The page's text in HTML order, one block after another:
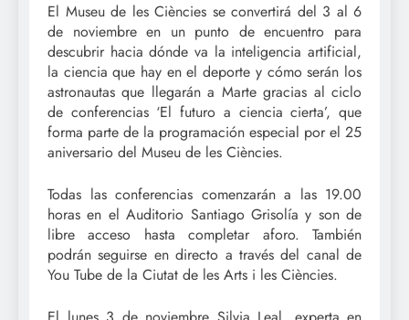
El Museu de les Ciències se convertirá del 3 al 6
de noviembre en un punto de encuentro para
descubrir hacia dónde va la inteligencia artificial,
la ciencia que hay en el deporte y cómo serán los
astronautas que llegarán a Marte gracias al ciclo
de conferencias ‘El futuro a ciencia cierta’, que
forma parte de la programación especial por el 25
aniversario del Museu de les Ciències.
Todas las conferencias comenzarán a las 19.00
horas en el Auditorio Santiago Grisolía y son de
libre acceso hasta completar aforo. También
podrán seguirse en directo a través del canal de
You Tube de la Ciutat de les Arts i les Ciències.